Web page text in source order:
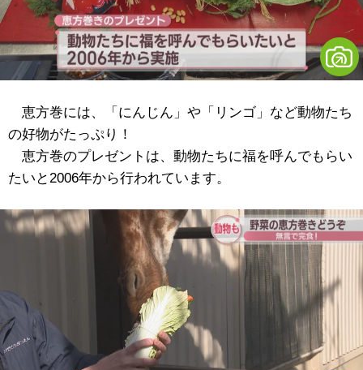
恵方巻には、「にんじん」や「リンゴ」など動物たち
の好物がたっぷり！
恵方巻のプレゼントは、動物たちに福を呼んでもらい
たいと2006年から行われています。